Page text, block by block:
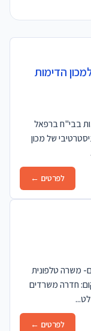
הדימות
בבי"ח ברפאל
של מכון
לפרטים ←
משרה טלפונית
חדרה משרדים
לפרטים ←